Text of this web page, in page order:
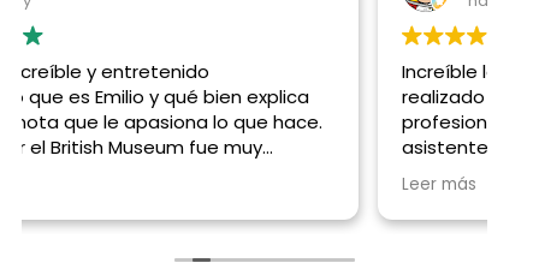
Increíble la atención de los guías, hemos
realizado tres con ellos y encantados por su
profesionalidad, y su cercanía con todos los
asistentes, un control perfecto de los
contenidos y de los tiempos, Gracias Emilio,